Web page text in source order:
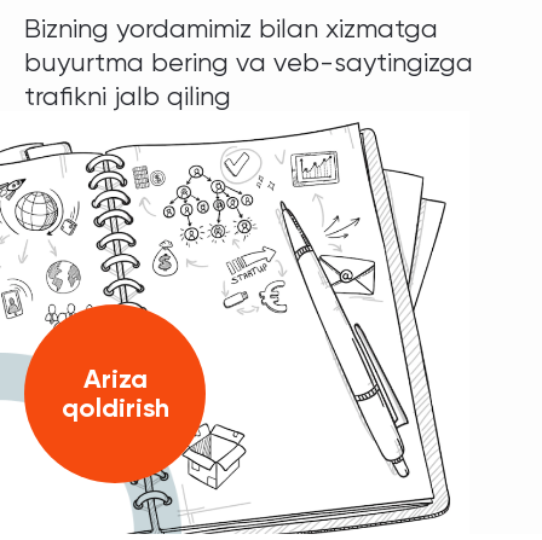
Bizning yordamimiz bilan xizmatga
buyurtma bering va veb-saytingizga
trafikni jalb qiling
Ariza
qoldirish